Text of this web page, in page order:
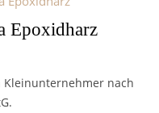
Epoxidharz
Kleinunternehmer nach